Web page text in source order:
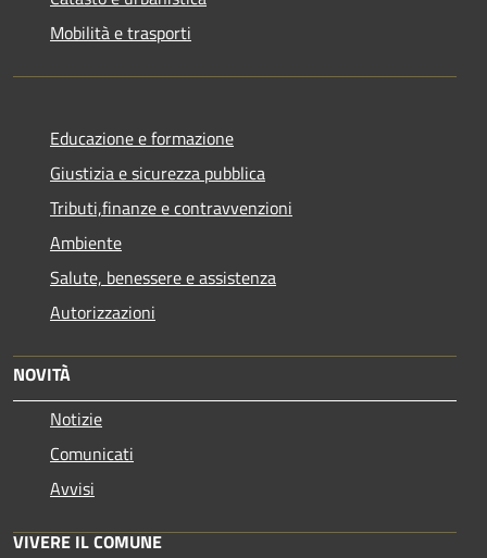
Mobilità e trasporti
Educazione e formazione
Giustizia e sicurezza pubblica
Tributi,finanze e contravvenzioni
Ambiente
Salute, benessere e assistenza
Autorizzazioni
NOVITÀ
Notizie
Comunicati
Avvisi
VIVERE IL COMUNE